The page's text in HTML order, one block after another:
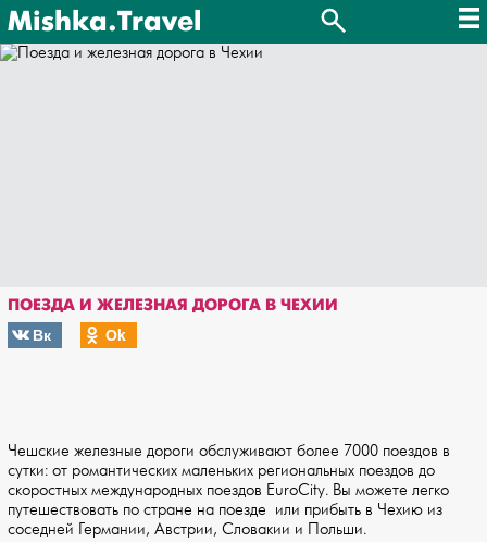
Mishka.Travel
ПОЕЗДА И ЖЕЛЕЗНАЯ ДОРОГА В ЧЕХИИ
Вк
Оk
Чешские железные дороги обслуживают более 7000 поездов в
сутки: от романтических маленьких региональных поездов до
скоростных международных поездов EuroCity. Вы можете легко
путешествовать по стране на поезде или прибыть в Чехию из
соседней Германии, Австрии, Словакии и Польши.